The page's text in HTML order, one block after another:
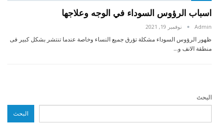
اسباب الرؤوس السوداء في الوجه وعلاجها
Admin نوفمبر 19, 2021
ظهور الرؤوس السوداء مشكلة تؤرق جميع النساء وخاصة عندما تنتشر بشكل كبير فى
منطقة الانف و…
البحث
البحث